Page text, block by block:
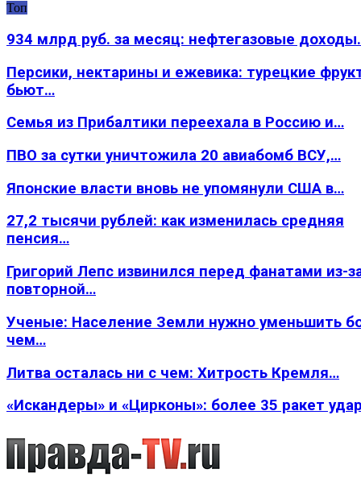
Топ
934 млрд руб. за месяц: нефтегазовые
Персики, нектарины и ежевика: турецкие
бьют…
Семья из Прибалтики переехала в Россию и…
ПВО за сутки уничтожила 20 авиабомб ВСУ,…
Японские власти вновь не упомянули США в…
27,2 тысячи рублей: как изменилась средняя
пенсия…
Григорий Лепс извинился перед фанатами из-
повторной…
Ученые: Население Земли нужно уменьшить
чем…
Литва осталась ни с чем: Хитрость Кремля…
«Искандеры» и «Цирконы»: более 35 ракет